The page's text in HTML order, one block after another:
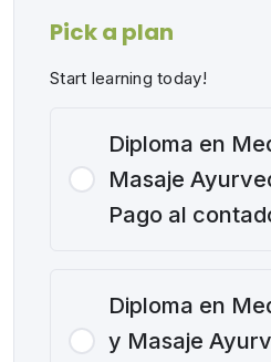
Pick a plan
Start learning today!
Diploma en
Masaje
Pago al
Diploma en
y Masaje